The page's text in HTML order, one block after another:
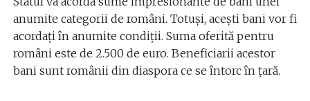
anumite categorii de români. Totuși, acești bani vor fi
acordați în anumite condiții. Suma oferită pentru
români este de 2.500 de euro. Beneficiarii acestor
bani sunt românii din diaspora ce se întorc în țară.